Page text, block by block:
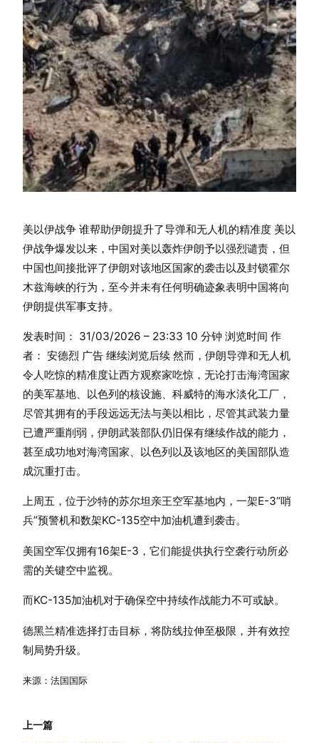
美以伊战争 谁帮助伊朗提升了导弹和无人机的精准度 美以
伊战争爆发以来，中国对美以轰炸伊朗予以强烈谴责，但
中国也间接批评了伊朗对该地区国家的袭击以及封锁霍尔
木兹海峡的行为，至今并未有任何明确迹象表明中国将向
伊朗提供军事支持。
发表时间： 31/03/2026 – 23:33 10 分钟 浏览时间 作
者： 安德烈 广告 继续浏览后续 然而，伊朗导弹和无人机
令人吃惊的精准度让西方观察家吃惊，无论打击海湾国家
的美军基地、以色列的核设施、科威特的海水淡化工厂，
尽管其拥有的手段远远无法与美以相比，尽管其武装力量
已遭严重削弱，伊朗武装部队仍旧保有继续作战的能力，
甚至成功地对海湾国家、以色列以及该地区的美国部队造
成沉重打击。
上周五，位于沙特的苏尔坦亲王空军基地内，一架E-3“哨
兵”预警机和数架KC-135空中加油机遭到袭击。
美国空军仅拥有16架E-3，它们能提供执行空袭行动所必
需的关键空中监视。
而KC-135加油机对于确保空中持续作战能力不可或缺。
德黑兰精准选择打击目标，将防线拉伸至极限，并有效控
制局势升级。
来源：法国国际
上一篇